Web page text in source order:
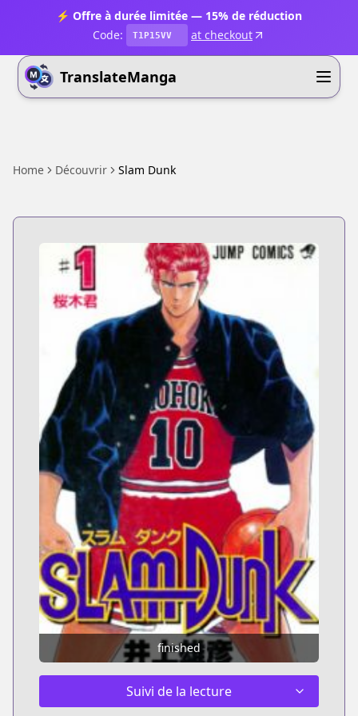
⚡ Offre à durée limitée — 15% de réduction
Code:
T1P15VV at checkout
TranslateManga
Home Découvrir Slam Dunk
finished
Suivi de la lecture